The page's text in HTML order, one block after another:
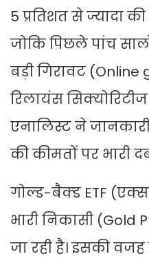
5 प्रतिशत से ज्यादा
जोकि पिछले पांच
बड़ी गिरावट
रिलायंस
एनालिस्ट ने
की कीमतों पर भारी
गोल्ड-बैक्ड ETF
भारी निकासी (Gold
जा रही है। इसकी